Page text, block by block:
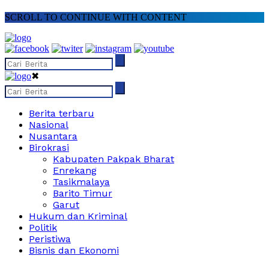
SCROLL TO CONTINUE WITH CONTENT
✖
Berita terbaru
Nasional
Nusantara
Birokrasi
Kabupaten Pakpak Bharat
Enrekang
Tasikmalaya
Barito Timur
Garut
Hukum dan Kriminal
Politik
Peristiwa
Bisnis dan Ekonomi